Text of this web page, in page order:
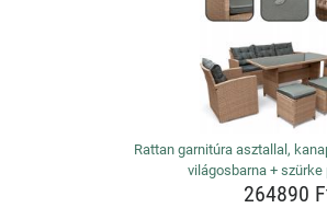
Rattan garnitúra asztallal,
világosbarna + szürke
264890